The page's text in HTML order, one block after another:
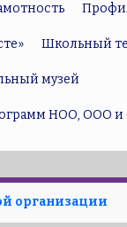
Школьный
музей
НОО, ООО
организации